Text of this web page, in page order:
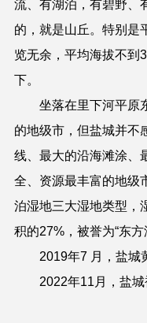
流、有湖泊，有碧野
的，就是山丘。特别是
览无余，平均海拔不到
下。
坐落在里下河平原
的地级市，但盐城并不
线、最大的沿海滩涂
全、资源最丰富的地级
泊湿地三大湿地类型，
积的27%，被誉为“东方
2019年7 月，盐城
2022年11月，盐城